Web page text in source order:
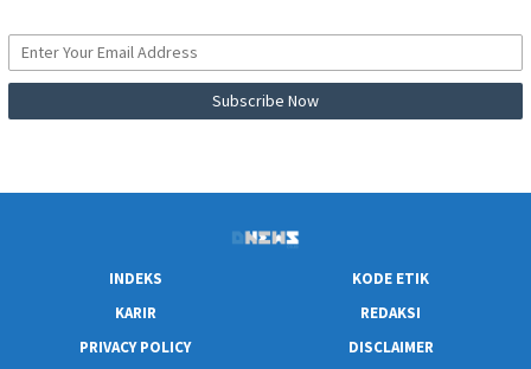
INDEKS
KODE ETIK
KARIR
REDAKSI
PRIVACY POLICY
DISCLAIMER